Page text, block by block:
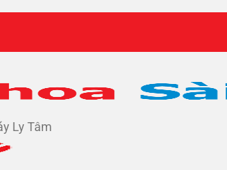
Ly Tâm